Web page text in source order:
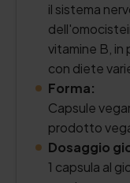
il sistema
vitamine B, in
con diete
Forma:
Capsule
prodotto
Dosaggio
1 capsula al